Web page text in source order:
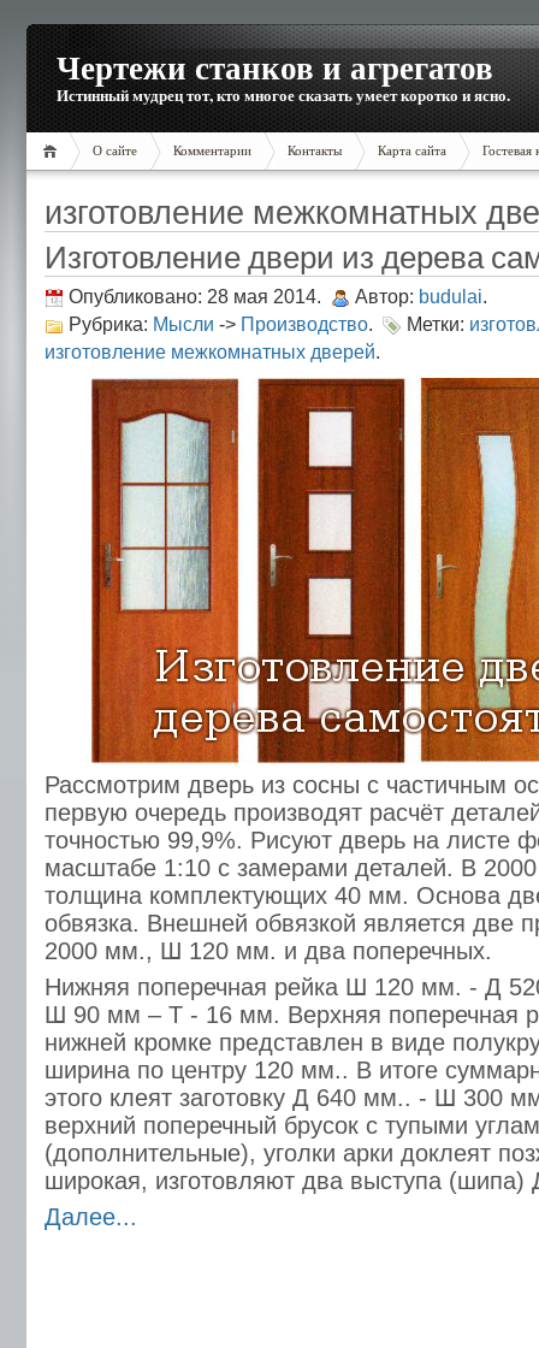
Чертежи станков и агрегатов
Истинный мудрец тот, кто многое сказать умеет коротко и ясно.
О сайте Комментарии Контакты Карта сайта Гостевая
изготовление межкомнатных
Изготовление двери из дерева
Опубликовано: 28 мая 2014. Автор: budulai.
Рубрика: Мысли -> Производство. Метки:
изготовление межкомнатных дверей.
Рассмотрим дверь из сосны с частичным
первую очередь производят расчёт
точностью 99,9%. Рисуют дверь на листе
масштабе 1:10 с замерами деталей. В
толщина комплектующих 40 мм. Основа
обвязка. Внешней обвязкой является две
2000 мм., Ш 120 мм. и два поперечных.
Нижняя поперечная рейка Ш 120 мм. - Д
Ш 90 мм – Т - 16 мм. Верхняя поперечная
нижней кромке представлен в виде
ширина по центру 120 мм.. В итоге
этого клеят заготовку Д 640 мм.. - Ш 300
верхний поперечный брусок с тупыми
(дополнительные), уголки арки доклеят
широкая, изготовляют два выступа
Далее...